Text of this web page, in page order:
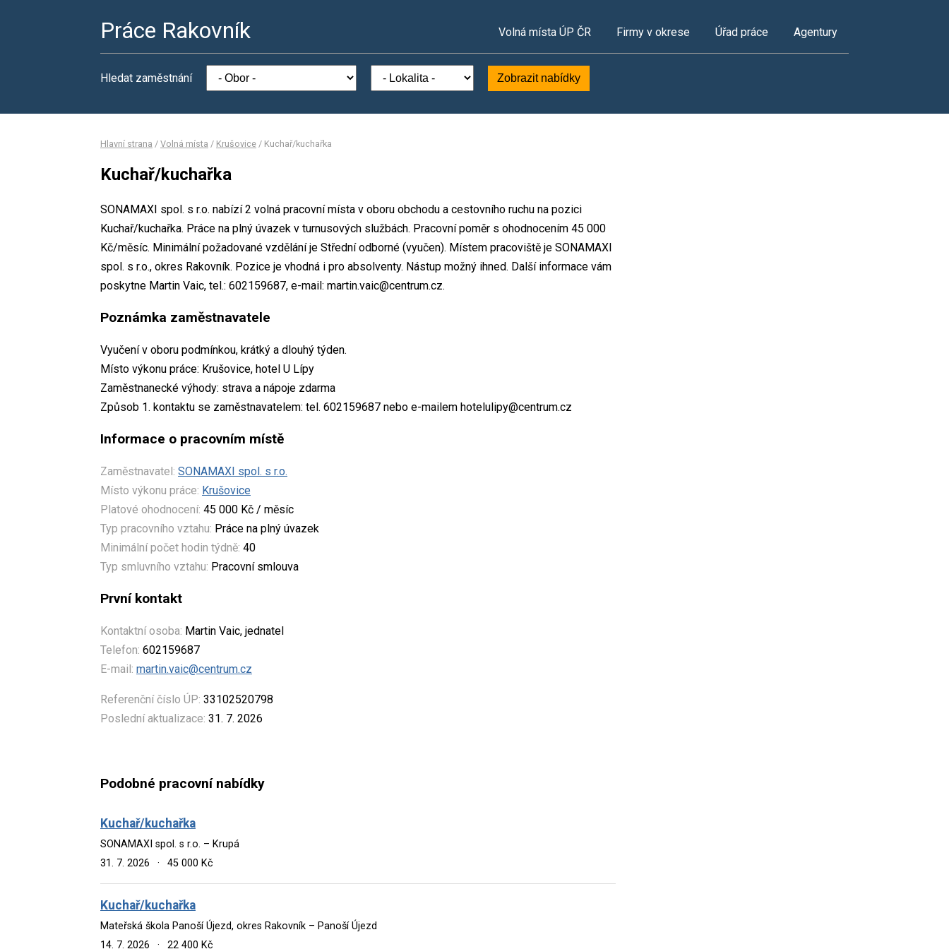
Práce Rakovník Volná místa ÚP ČR Firmy v okrese Úřad práce Agentury
Hledat zaměstnání Zobrazit nabídky
Hlavní strana / Volná místa / Krušovice / Kuchař/kuchařka
Kuchař/kuchařka
SONAMAXI spol. s r.o. nabízí 2 volná pracovní místa v oboru obchodu a cestovního ruchu na pozici
Kuchař/kuchařka. Práce na plný úvazek v turnusových službách. Pracovní poměr s ohodnocením 45 000
Kč/měsíc. Minimální požadované vzdělání je Střední odborné (vyučen). Místem pracoviště je SONAMAXI
spol. s r.o., okres Rakovník. Pozice je vhodná i pro absolventy. Nástup možný ihned. Další informace vám
poskytne Martin Vaic, tel.: 602159687, e-mail: martin.vaic@centrum.cz.
Poznámka zaměstnavatele
Vyučení v oboru podmínkou, krátký a dlouhý týden.
Místo výkonu práce: Krušovice, hotel U Lípy
Zaměstnanecké výhody: strava a nápoje zdarma
Způsob 1. kontaktu se zaměstnavatelem: tel. 602159687 nebo e-mailem hotelulipy@centrum.cz
Informace o pracovním místě
Zaměstnavatel: SONAMAXI spol. s r.o.
Místo výkonu práce: Krušovice
Platové ohodnocení: 45 000 Kč / měsíc
Typ pracovního vztahu: Práce na plný úvazek
Minimální počet hodin týdně: 40
Typ smluvního vztahu: Pracovní smlouva
První kontakt
Kontaktní osoba: Martin Vaic, jednatel
Telefon: 602159687
E-mail: martin.vaic@centrum.cz
Referenční číslo ÚP: 33102520798
Poslední aktualizace: 31. 7. 2026
Podobné pracovní nabídky
Kuchař/kuchařka
SONAMAXI spol. s r.o. – Krupá
31. 7. 2026
· 45 000 Kč
Kuchař/kuchařka
Mateřská škola Panoší Újezd, okres Rakovník – Panoší Újezd
14. 7. 2026
· 22 400 Kč